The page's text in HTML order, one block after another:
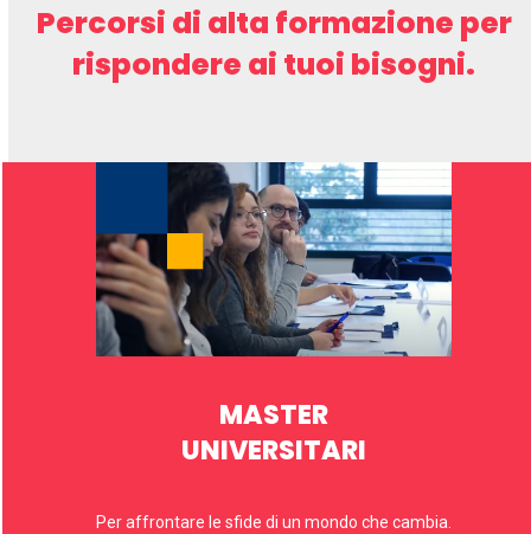
Percorsi di alta formazione per
rispondere ai tuoi bisogni.
MASTER
UNIVERSITARI
Per affrontare le sfide di un mondo che cambia.